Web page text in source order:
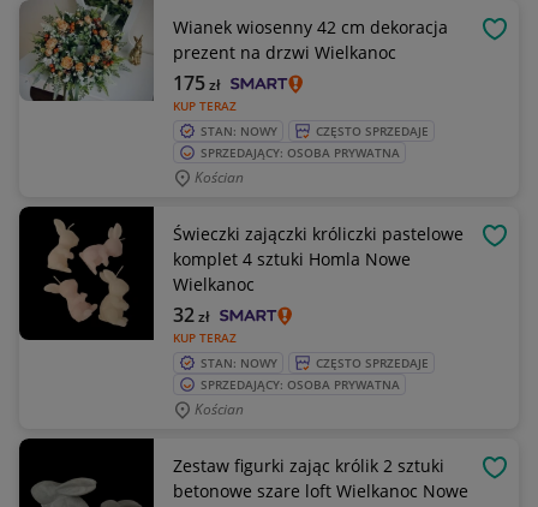
Wianek wiosenny 42 cm dekoracja
prezent na drzwi Wielkanoc
KUP TERAZ
175zł
STAN: NOWY
CZĘSTO SPRZEDAJE
SPRZEDAJĄCY: OSOBA PRYWATNA
Kościan
Świeczki zajączki króliczki pastelowe
komplet 4 sztuki Homla Nowe
Wielkanoc
KUP TERAZ
32zł
STAN: NOWY
CZĘSTO SPRZEDAJE
SPRZEDAJĄCY: OSOBA PRYWATNA
Kościan
Zestaw figurki zając królik 2 sztuki
betonowe szare loft Wielkanoc Nowe